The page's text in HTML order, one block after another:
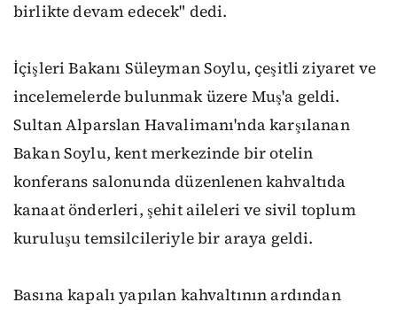
birlikte devam edecek" dedi.
İçişleri Bakanı Süleyman Soylu, çeşitli ziyaret ve
incelemelerde bulunmak üzere Muş'a geldi.
Sultan Alparslan Havalimanı'nda karşılanan
Bakan Soylu, kent merkezinde bir otelin
konferans salonunda düzenlenen kahvaltıda
kanaat önderleri, şehit aileleri ve sivil toplum
kuruluşu temsilcileriyle bir araya geldi.
Basına kapalı yapılan kahvaltının ardından